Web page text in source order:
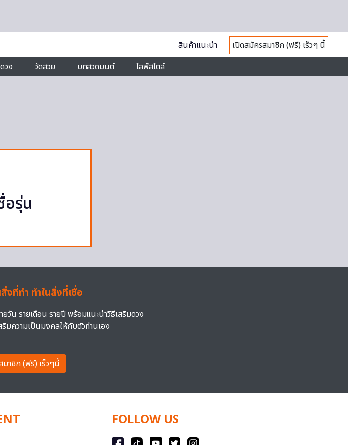
สินค้าแนะนำ
เปิดสมัครสมาชิก (ฟรี) เร็วๆ นี้
วง วัดสวย บทสวดมนต์ ไลฟ์สไตล์
อรุ่น
งที่ทำ ทำในสิ่งที่เชื่อ
วัน รายเดือน รายปี พร้อมแนะนำวิธีเสริมดวง
มความเป็นมงคลให้กับตัวท่านเอง
มาชิก (ฟรี) เร็วๆนี้
FOLLOW US